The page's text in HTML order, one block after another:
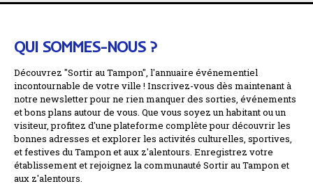
QUI SOMMES-NOUS ?
Découvrez "Sortir au Tampon", l'annuaire événementiel
incontournable de votre ville ! Inscrivez-vous dès maintenant à
notre newsletter pour ne rien manquer des sorties, événements
et bons plans autour de vous. Que vous soyez un habitant ou un
visiteur, profitez d'une plateforme complète pour découvrir les
bonnes adresses et explorer les activités culturelles, sportives,
et festives du Tampon et aux z'alentours. Enregistrez votre
établissement et rejoignez la communauté Sortir au Tampon et
aux z'alentours.